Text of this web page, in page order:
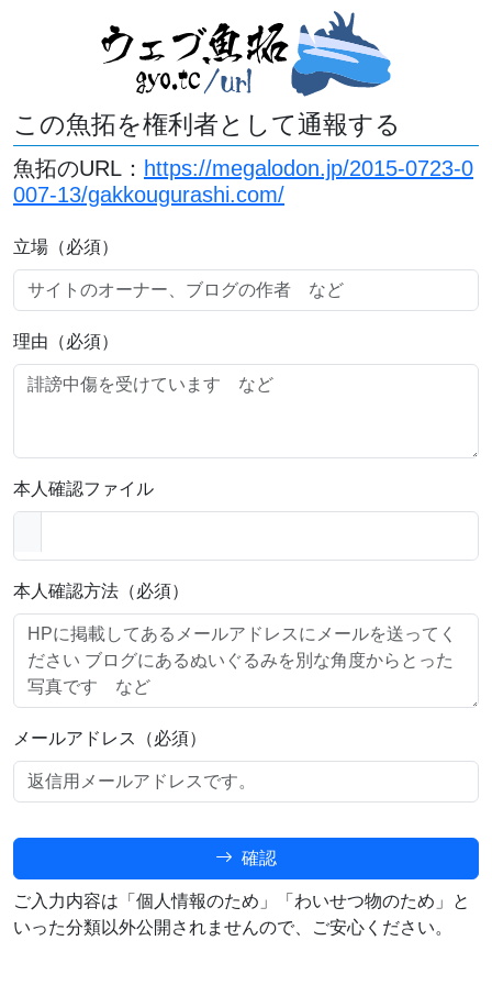
この魚拓を権利者として通報する
魚拓のURL： https://megalodon.jp/2015-0723-0
007-13/gakkougurashi.com/
立場（必須）
理由（必須）
本人確認ファイル
本人確認方法（必須）
メールアドレス（必須）
確認
ご入力内容は「個人情報のため」「わいせつ物のため」と
いった分類以外公開されませんので、ご安心ください。